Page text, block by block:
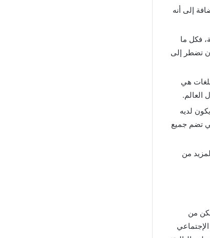
إلى أنه
فكل ما
تضطر إلى
هي
العالم.
لديه
تضم جميع
من
من